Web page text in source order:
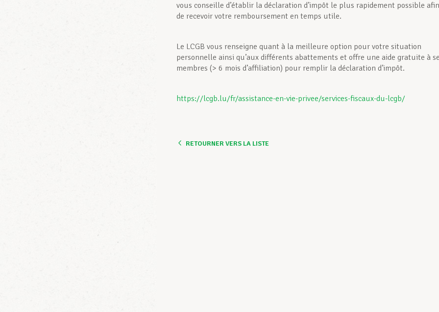
vous conseille d’établir la déclaration d’impôt le plus rapidement possible afin
de recevoir votre remboursement en temps utile.
Le LCGB vous renseigne quant à la meilleure option pour votre situation
personnelle ainsi qu’aux différents abattements et offre une aide gratuite à
membres (> 6 mois d’affiliation) pour remplir la déclaration d’impôt.
https://lcgb.lu/fr/assistance-en-vie-privee/services-fiscaux-du-lcgb/
RETOURNER VERS LA LISTE